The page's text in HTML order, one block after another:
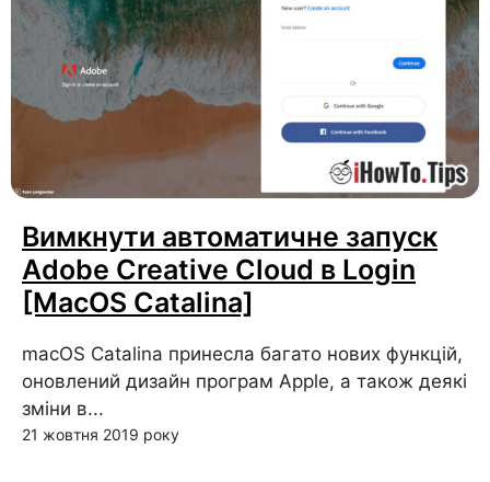
Вимкнути автоматичне запуск
Adobe Creative Cloud в Login
[MacOS Catalina]
macOS Catalina принесла багато нових функцій,
оновлений дизайн програм Apple, а також деякі
зміни в...
21 жовтня 2019 року